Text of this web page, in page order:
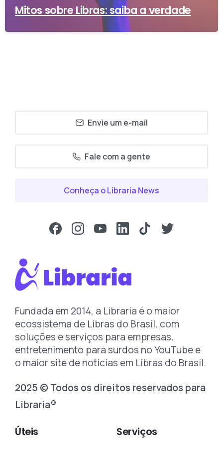
Mitos sobre Libras: saiba a verdade
Envie um e-mail
Fale com a gente
Conheça o Libraria News
Fundada em 2014, a Libraria é o maior
ecossistema de Libras do Brasil, com
soluções e serviços para empresas,
entretenimento para surdos no YouTube e
o maior site de notícias em Libras do Brasil.
2025 © Todos os direitos reservados para
Libraria®
Úteis Serviços